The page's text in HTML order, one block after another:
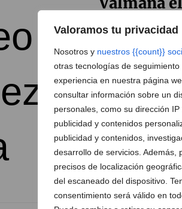
Valoramos tu privacidad
Nosotros y nuestros {{count}}
otras tecnologías de
experiencia en nuestra página
consultar información sobre un
personales, como su dirección
publicidad y contenidos
publicidad y contenidos,
desarrollo de servicios. Además,
precisos de localización
del escaneado del dispositivo.
consentimiento será válido en
de ajedrez